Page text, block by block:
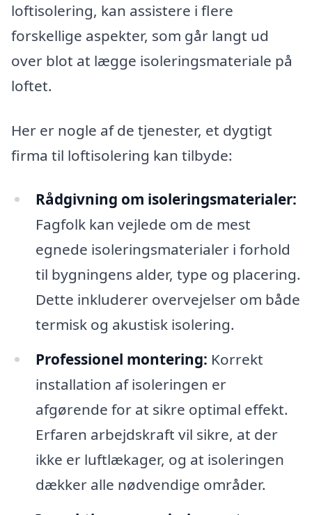
loftisolering, kan assistere i flere
forskellige aspekter, som går langt ud
over blot at lægge isoleringsmateriale på
loftet.
Her er nogle af de tjenester, et dygtigt
firma til loftisolering kan tilbyde:
Rådgivning om isoleringsmaterialer:
Fagfolk kan vejlede om de mest
egnede isoleringsmaterialer i forhold
til bygningens alder, type og placering.
Dette inkluderer overvejelser om både
termisk og akustisk isolering.
Professionel montering: Korrekt
installation af isoleringen er
afgørende for at sikre optimal effekt.
Erfaren arbejdskraft vil sikre, at der
ikke er luftlækager, og at isoleringen
dækker alle nødvendige områder.